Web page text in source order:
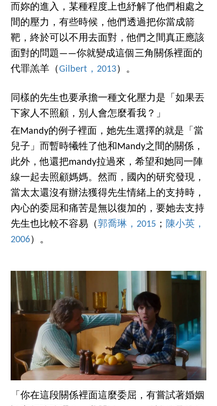
而妳的進入，某種程度上也紓解了他們相處之
間的壓力，有些時候，他們透過把你當成箭
靶，終於可以不用去面對，他們之間真正應該
面對的問題——你就變成這個三角關係裡面的
代罪羔羊（Gilbert，2013）。
同樣的先生也要承擔一種文化壓力是「如果丟
下家人不照顧，別人會怎麼看我？」
在Mandy的例子裡面，她先生選擇的就是「當
兒子」而暫時犧牲了他和Mandy之間的關係，
此外，他還把mandy拉過來，希望和她同一陣
線一起去照顧媽媽。然而，國內的研究發現，
當太太還沒有辦法獲得先生情緒上的支持時，
內心的委屈和痛苦是無以復加的，要她去支持
先生也比較不容易（郭喬琳，2015 ； 陳小英，
2006）。
「你在這段關係裡面這麼委屈，有嘗試著婚姻